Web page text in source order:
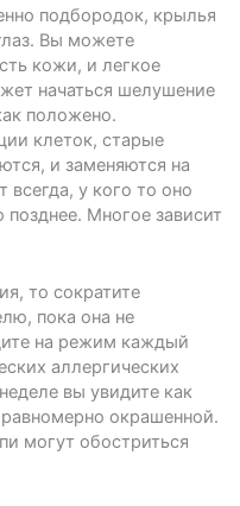
подбородок, крылья
Вы можете
кожи, и легкое
начаться шелушение
положено.
клеток, старые
и заменяются на
у кого то оно
позднее. Многое зависит
то сократите
пока она не
на режим каждый
аллергических
вы увидите как
окрашенной.
могут обостриться